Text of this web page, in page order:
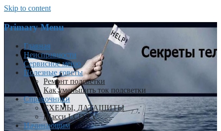
Skip to content
Primary Menu
Главная
Неисправности
Сервисное меню
Полезные советы
Ремонт подсветки
Как уменьшить ток подсветки
Справочники
СХЕМЫ, ДАТАШИТЫ
Шасси LCD TV
Начинающим